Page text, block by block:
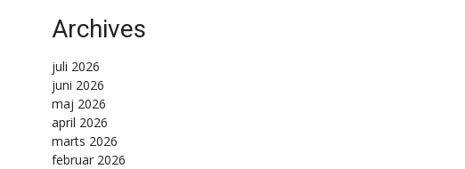
Archives
juli 2026
juni 2026
maj 2026
april 2026
marts 2026
februar 2026